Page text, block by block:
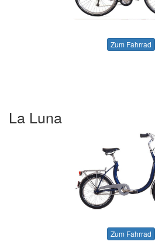
Zum Fahrrad
La Luna
Zum Fahrrad